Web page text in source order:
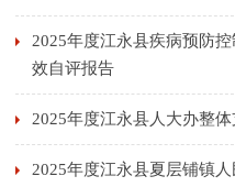
2025年度江永县疾病预防
效自评报告
2025年度江永县人大办整
2025年度江永县夏层铺镇